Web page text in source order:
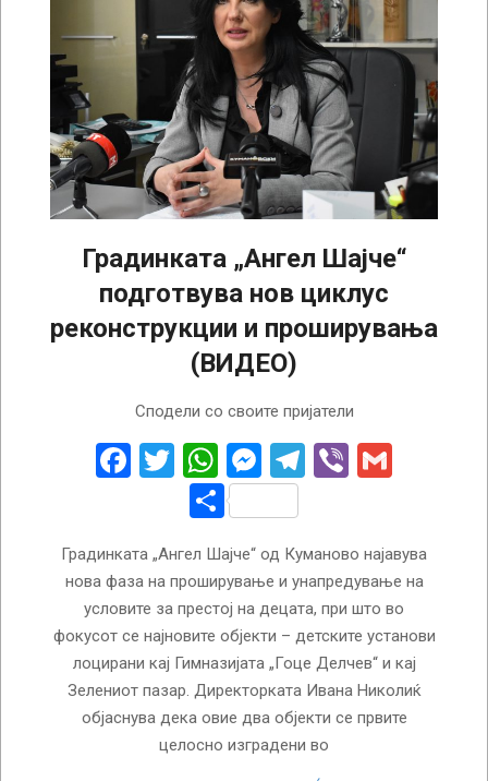
Градинката „Ангел Шајче“
подготвува нов циклус
реконструкции и проширувања
(ВИДЕО)
Сподели со своите пријатели
Facebook
Twitter
WhatsApp
Messenger
Telegram
Viber
Share
Градинката „Ангел Шајче“ од Куманово најавува
нова фаза на проширување и унапредување на
условите за престој на децата, при што во
фокусот се најновите објекти – детските установи
лоцирани кај Гимназијата „Гоце Делчев“ и кај
Зелениот пазар. Директорката Ивана Николиќ
објаснува дека овие два објекти се првите
целосно изградени во